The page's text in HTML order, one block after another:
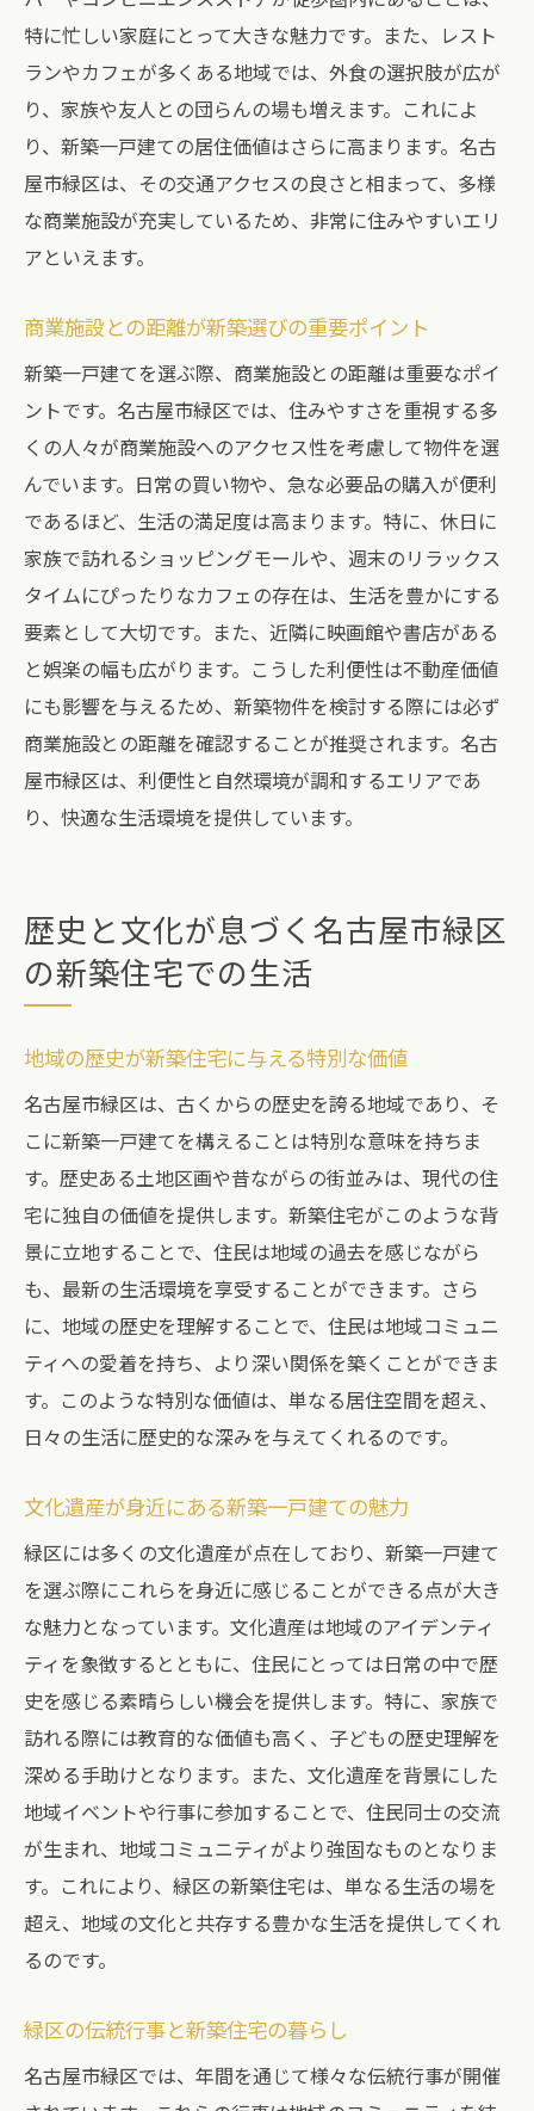
特に忙しい家庭にとって大きな魅力です。また、レスト
ランやカフェが多くある地域では、外食の選択肢が広が
り、家族や友人との団らんの場も増えます。これによ
り、新築一戸建ての居住価値はさらに高まります。名古
屋市緑区は、その交通アクセスの良さと相まって、多様
な商業施設が充実しているため、非常に住みやすいエリ
アといえます。
商業施設との距離が新築選びの重要ポイント
新築一戸建てを選ぶ際、商業施設との距離は重要なポイ
ントです。名古屋市緑区では、住みやすさを重視する多
くの人々が商業施設へのアクセス性を考慮して物件を選
んでいます。日常の買い物や、急な必要品の購入が便利
であるほど、生活の満足度は高まります。特に、休日に
家族で訪れるショッピングモールや、週末のリラックス
タイムにぴったりなカフェの存在は、生活を豊かにする
要素として大切です。また、近隣に映画館や書店がある
と娯楽の幅も広がります。こうした利便性は不動産価値
にも影響を与えるため、新築物件を検討する際には必ず
商業施設との距離を確認することが推奨されます。名古
屋市緑区は、利便性と自然環境が調和するエリアであ
り、快適な生活環境を提供しています。
歴史と文化が息づく名古屋市緑区
の新築住宅での生活
地域の歴史が新築住宅に与える特別な価値
名古屋市緑区は、古くからの歴史を誇る地域であり、そ
こに新築一戸建てを構えることは特別な意味を持ちま
す。歴史ある土地区画や昔ながらの街並みは、現代の住
宅に独自の価値を提供します。新築住宅がこのような背
景に立地することで、住民は地域の過去を感じながら
も、最新の生活環境を享受することができます。さら
に、地域の歴史を理解することで、住民は地域コミュニ
ティへの愛着を持ち、より深い関係を築くことができま
す。このような特別な価値は、単なる居住空間を超え、
日々の生活に歴史的な深みを与えてくれるのです。
文化遺産が身近にある新築一戸建ての魅力
緑区には多くの文化遺産が点在しており、新築一戸建て
を選ぶ際にこれらを身近に感じることができる点が大き
な魅力となっています。文化遺産は地域のアイデンティ
ティを象徴するとともに、住民にとっては日常の中で歴
史を感じる素晴らしい機会を提供します。特に、家族で
訪れる際には教育的な価値も高く、子どもの歴史理解を
深める手助けとなります。また、文化遺産を背景にした
地域イベントや行事に参加することで、住民同士の交流
が生まれ、地域コミュニティがより強固なものとなりま
す。これにより、緑区の新築住宅は、単なる生活の場を
超え、地域の文化と共存する豊かな生活を提供してくれ
るのです。
緑区の伝統行事と新築住宅の暮らし
名古屋市緑区では、年間を通じて様々な伝統行事が開催